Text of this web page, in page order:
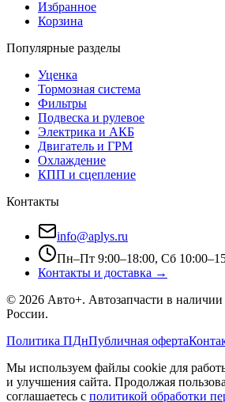
Избранное
Корзина
Популярные разделы
Уценка
Тормозная система
Фильтры
Подвеска и рулевое
Электрика и АКБ
Двигатель и ГРМ
Охлаждение
КПП и сцепление
Контакты
info@aplys.ru
Пн–Пт 9:00–18:00, Сб
Контакты и доставка →
© 2026 Авто+. Автозапчасти в наличии
России.
Политика ПДнПубличная оферта
Мы используем файлы cookie для
и улучшения сайта. Продолжая
соглашаетесь с политикой обработки